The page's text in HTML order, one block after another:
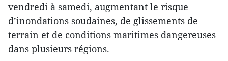
vendredi à samedi, augmentant le risque
d’inondations soudaines, de glissements de
terrain et de conditions maritimes dangereuses
dans plusieurs régions.